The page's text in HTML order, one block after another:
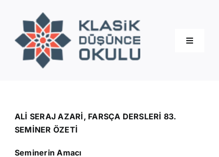
content
Toggle
Eğitimler
ALİ SERAJ AZARİ, FARSÇA DERSLERİ 83.
SEMİNER ÖZETİ
Seminerin Amacı